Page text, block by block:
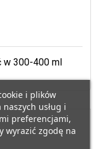
w 300-400 ml
i plików
usług i
preferencjami,
wyrazić zgodę na